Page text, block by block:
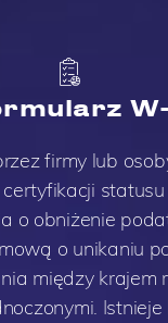
firmy lub
o obniżenie
o unikaniu
między krajem